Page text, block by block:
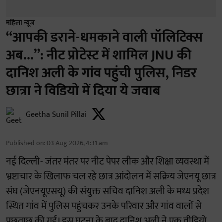
महिला न्यूज़
“आपकी डराने-धमकाने वाली पॉलिटिक्स
अब...”: नीट प्रोटेस्ट में शामिल JNU की
दानिश अली के गांव पहुंची पुलिस, निडर
छात्रा ने विडियो में दिया ये जवाब
Geetha Sunil Pillai
Published on: 03 Aug 2026, 4:31 am
नई दिल्ली- जंतर मंतर पर नीट पेपर लीक और शिक्षा व्यवस्था में
भ्रष्टाचार के खिलाफ चल रहे छात्र आंदोलन में सक्रिय जेएनयू छात्र
संघ (जेएनयूएसयू) की संयुक्त सचिव दानिश अली के मध्य प्रदेश
स्थित गांव में पुलिस पहुंचकर उनके परिवार और गांव वालों से